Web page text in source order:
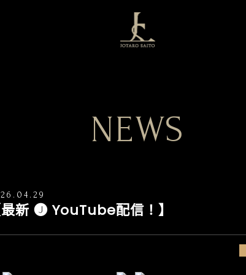
NEWS
新 🅙 YouTube配信！】